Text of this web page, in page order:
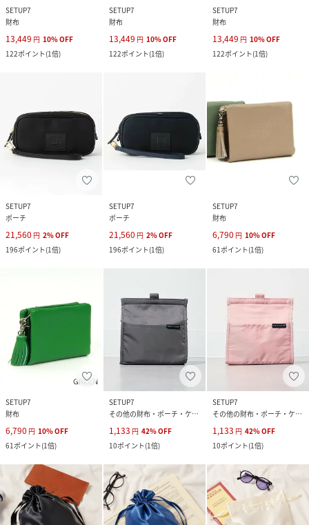
SETUP7
財布
13,449 円 10%OFF
122ポイント(1倍)
SETUP7
財布
13,449 円 10%OFF
122ポイント(1倍)
SETUP7
財布
13,449 円 10%OFF
122ポイント(1倍)
SETUP7
ポーチ
21,560 円 2%OFF
196ポイント(1倍)
SETUP7
ポーチ
21,560 円 2%OFF
196ポイント(1倍)
SETUP7
財布
6,790 円 10%OFF
61ポイント(1倍)
SETUP7
財布
6,790 円 10%OFF
61ポイント(1倍)
SETUP7
その他の財布・ポーチ・ケース
1,133 円 42%OFF
10ポイント(1倍)
SETUP7
その他の財布・ポーチ・ケース
1,133 円 42%OFF
10ポイント(1倍)